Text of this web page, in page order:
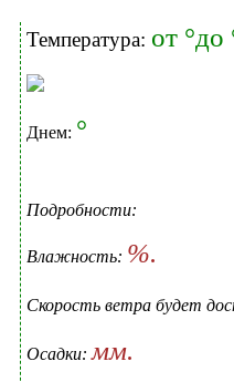
Температура: от °до
Днем: °
Подробности:
Влажность: %.
Скорость ветра будет
Осадки:мм.